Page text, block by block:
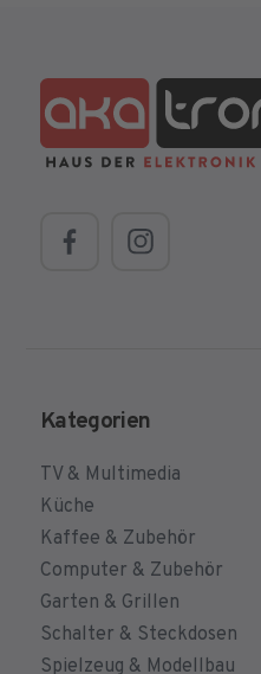
Kategorien
TV & Multimedia
Küche
Kaffee & Zubehör
Computer & Zubehör
Garten & Grillen
Schalter & Steckdosen
Spielzeug & Modellbau